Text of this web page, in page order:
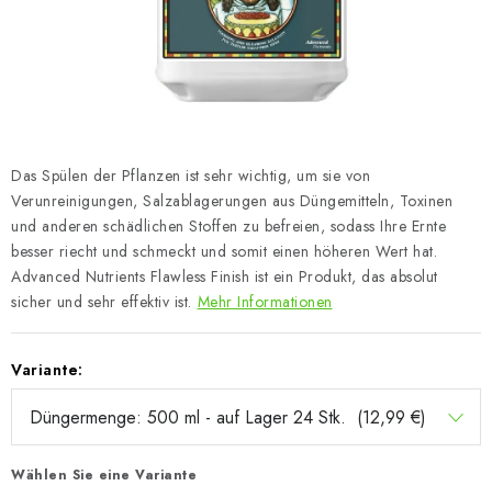
Das Spülen der Pflanzen ist sehr wichtig, um sie von
Verunreinigungen, Salzablagerungen aus Düngemitteln, Toxinen
und anderen schädlichen Stoffen zu befreien, sodass Ihre Ernte
besser riecht und schmeckt und somit einen höheren Wert hat.
Advanced Nutrients Flawless Finish ist ein Produkt, das absolut
sicher und sehr effektiv ist. Mehr Informationen
Variante:
Wählen Sie eine Variante